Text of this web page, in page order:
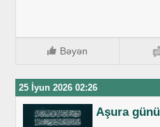
Bəyən
25 İyun 2026 02:26
Aşura